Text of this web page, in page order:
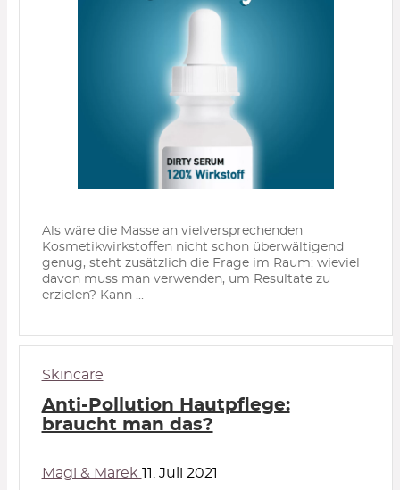
Als wäre die Masse an vielversprechenden
Kosmetikwirkstoffen nicht schon überwältigend
genug, steht zusätzlich die Frage im Raum: wieviel
davon muss man verwenden, um Resultate zu
erzielen? Kann ...
Skincare
Anti-Pollution Hautpflege:
braucht man das?
Magi & Marek 11. Juli 2021